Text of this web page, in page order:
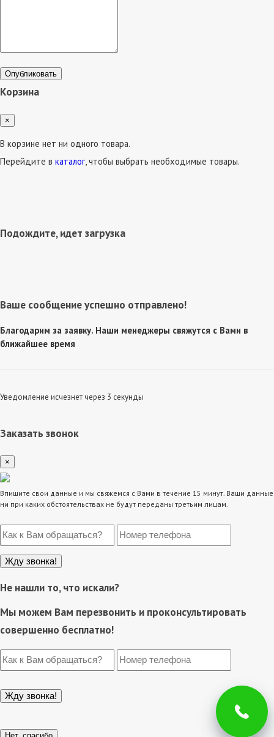
Опубликовать
Корзина
×
В корзине нет ни одного товара.
Перейдите в каталог, чтобы выбрать необходимые товары.
Подождите, идет загрузка
Ваше сообщение успешно отправлено!
Благодарим за заявку. Наши менеджеры свяжутся с Вами в
ближайшее время
Уведомление исчезнет через 3 секунды
Заказать звонок
×
Впишите свои данные и мы свяжемся с Вами в течение 15 минут. Ваши данные
ни при каких обстоятельствах не будут переданы третьим лицам.
Не нашли то, что искали?
Мы можем Вам перезвонить и проконсультировать
совершенно бесплатно!